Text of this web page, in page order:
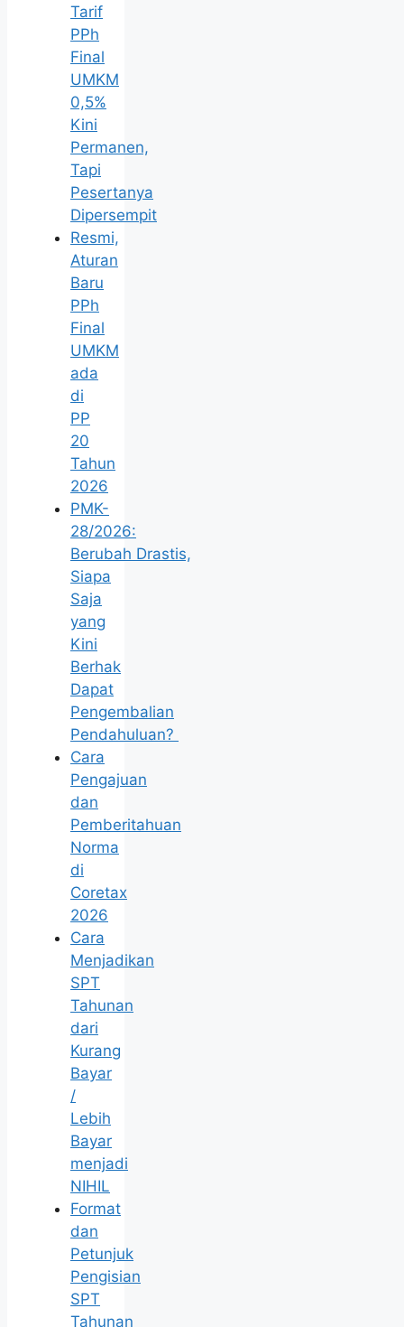
Tarif
PPh
Final
UMKM
0,5%
Kini
Permanen,
Tapi
Pesertanya
Dipersempit
Resmi,
Aturan
Baru
PPh
Final
UMKM
ada
di
PP
20
Tahun
2026
PMK-
28/2026:
Berubah Drastis,
Siapa
Saja
yang
Kini
Berhak
Dapat
Pengembalian
Pendahuluan?
Cara
Pengajuan
dan
Pemberitahuan
Norma
di
Coretax
2026
Cara
Menjadikan
SPT
Tahunan
dari
Kurang
Bayar
/
Lebih
Bayar
menjadi
NIHIL
Format
dan
Petunjuk
Pengisian
SPT
Tahunan